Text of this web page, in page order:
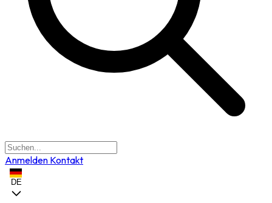
Anmelden Kontakt
DE